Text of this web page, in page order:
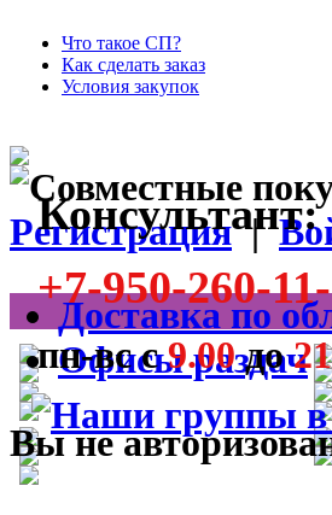
Что такое СП?
Как сделать заказ
Условия закупок
Консультант:
+7-950-260-
пн-вс с9.00до
Регистрация|
Доставка по
Офисы раздач
Вы не